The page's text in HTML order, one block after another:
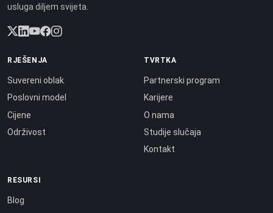
usluga diljem svijeta.
RJEŠENJA
Suvereni oblak
Poslovni model
Cijene
Održivost
TVRTKA
Partnerski program
Karijere
O nama
Studije slučaja
Kontakt
RESURSI
Blog